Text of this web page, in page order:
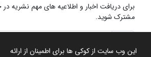
این وب سایت از کوکی ها برای اطمینان از ارائه
برای دریافت اخبار و اطلاعیه های مهم نشریه در
مشترک شوید.